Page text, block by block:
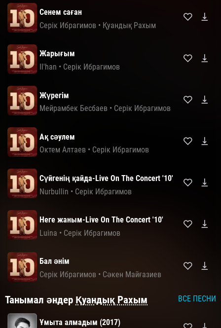
Сенем саған
Серік Ибрагимов • Қуандық Рахым
Жарығым
Il'han • Серік Ибрагимов
Жүрегім
Мейрамбек Бесбаев • Серік Ибрагимов
Ақ сәулем
Октем Алтаев • Серік Ибрагимов
Сүйгенің қайда-Live On The Concert '10'
Nurbullin • Серік Ибрагимов
Неге жаным-Live On The Concert '10'
Luina • Серік Ибрагимов
Бал әнім
Серік Ибрагимов • Сәкен Майғазиев
Танымал әндер Қуандық Рахым ВСЕ ПЕСНИ
Ұмыта алмадым (2017)